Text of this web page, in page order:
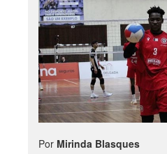
Por Mirinda Blasques